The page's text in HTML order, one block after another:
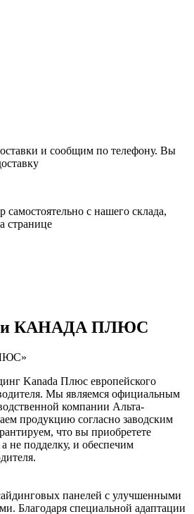
и сообщим по телефону. Вы
самостоятельно с нашего склада,
странице
КАНАДА ПЛЮС
Kanada Плюс европейского
Мы являемся официальным
компании Альта-
продукцию согласно заводским
что вы приобретете
не подделку, и обеспечим
панелей с улучшенными
Благодаря специальной адаптации